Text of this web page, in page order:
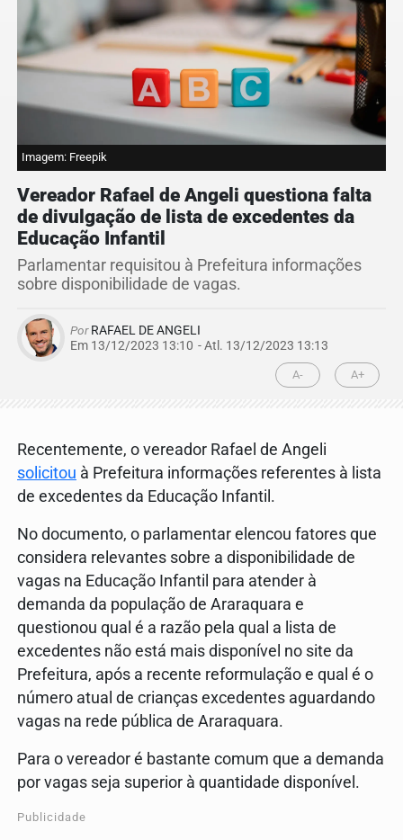
Imagem: Freepik
Vereador Rafael de Angeli questiona falta
de divulgação de lista de excedentes da
Educação Infantil
Parlamentar requisitou à Prefeitura informações
sobre disponibilidade de vagas.
PorRAFAEL DE ANGELI
Em 13/12/2023 13:10 - Atl. 13/12/2023 13:13
A- A+
Recentemente, o vereador Rafael de Angeli
solicitou à Prefeitura informações referentes à lista
de excedentes da Educação Infantil.
No documento, o parlamentar elencou fatores que
considera relevantes sobre a disponibilidade de
vagas na Educação Infantil para atender à
demanda da população de Araraquara e
questionou qual é a razão pela qual a lista de
excedentes não está mais disponível no site da
Prefeitura, após a recente reformulação e qual é o
número atual de crianças excedentes aguardando
vagas na rede pública de Araraquara.
Para o vereador é bastante comum que a demanda
por vagas seja superior à quantidade disponível.
Publicidade